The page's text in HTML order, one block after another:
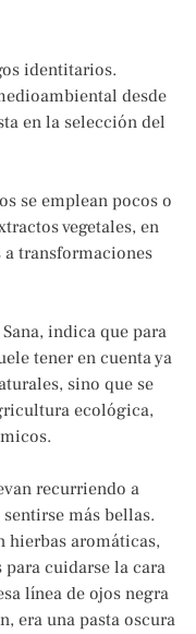
identitarios.
desde
en la selección del
se emplean pocos o
vegetales, en
transformaciones
indica que para
tener en cuenta ya
sino que se
ecológica,
recurriendo a
más bellas.
hierbas aromáticas,
para cuidarse la cara
línea de ojos negra
era una pasta oscura